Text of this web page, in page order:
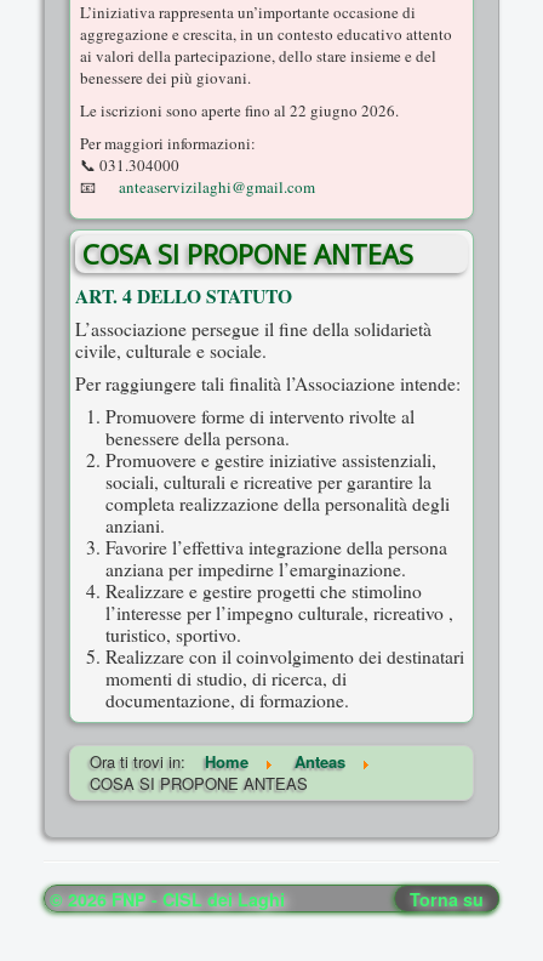
L’iniziativa rappresenta un’importante occasione di
aggregazione e crescita, in un contesto educativo attento
ai valori della partecipazione, dello stare insieme e del
benessere dei più giovani.
Le iscrizioni sono aperte fino al 22 giugno 2026.
Per maggiori informazioni:
📞 031.304000
📧
anteaservizilaghi@gmail.com
COSA SI PROPONE ANTEAS
ART. 4 DELLO STATUTO
L’associazione persegue il fine della solidarietà
civile, culturale e sociale.
Per raggiungere tali finalità l’Associazione intende:
Promuovere forme di intervento rivolte al
benessere della persona.
Promuovere e gestire iniziative assistenziali,
sociali, culturali e ricreative per garantire la
completa realizzazione della personalità degli
anziani.
Favorire l’effettiva integrazione della persona
anziana per impedirne l’emarginazione.
Realizzare e gestire progetti che stimolino
l’interesse per l’impegno culturale, ricreativo ,
turistico, sportivo.
Realizzare con il coinvolgimento dei destinatari
momenti di studio, di ricerca, di
documentazione, di formazione.
Ora ti trovi in: Home
Anteas
COSA SI PROPONE ANTEAS
Torna su
© 2026 FNP - CISL dei Laghi